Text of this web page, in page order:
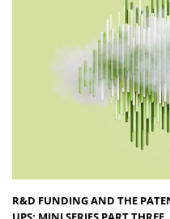
R&D FUNDING AND THE